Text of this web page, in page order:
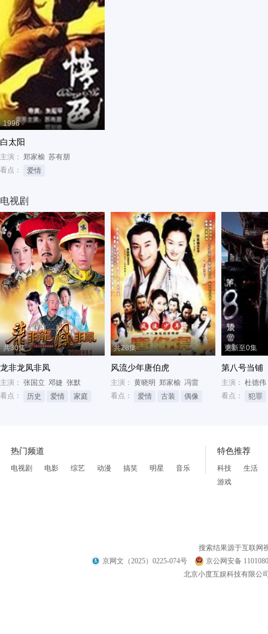
1996
白太阳
主演： 郑家榆 苏有朋
看点：
爱情
电视剧
共30集
龙非龙凤非凤
主演： 张国立 邓婕 张默
看点：
历史 爱情 家庭
共28集
风流少年唐伯虎
主演： 黄晓明 郑家榆 冯雷
看点：
爱情 古装 偶像
更新至0集
第八号当铺
主演： 杜德伟
看点：
犯罪
热门频道
电视剧 电影 综艺 动漫 搞笑 明星 音乐
特色推荐
科技
生活
游戏
搜索结果源于互联网
京网文（2025）0225-074号
京公网安备
北京小度互娱科技有限公